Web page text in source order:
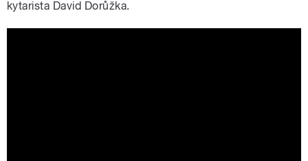
kytarista David Dorůžka.